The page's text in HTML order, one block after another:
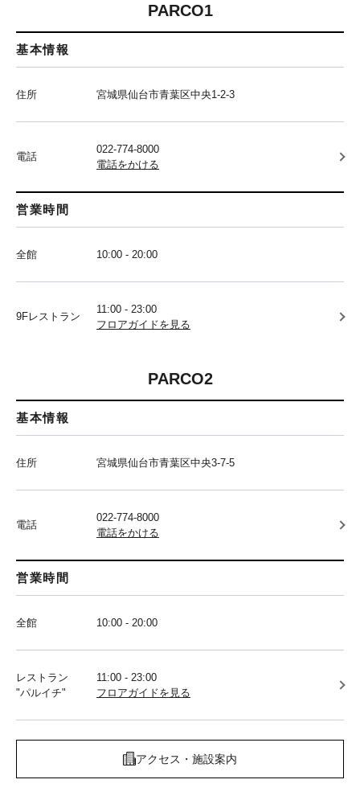
PARCO1
基本情報
住所 宮城県仙台市青葉区中央1-2-3
電話
022-774-8000
電話をかける
営業時間
全館 10:00 - 20:00
9Fレストラン
11:00 - 23:00
フロアガイドを見る
PARCO2
基本情報
住所 宮城県仙台市青葉区中央3-7-5
電話
022-774-8000
電話をかける
営業時間
全館 10:00 - 20:00
レストラン
"パルイチ"
11:00 - 23:00
フロアガイドを見る
アクセス・施設案内